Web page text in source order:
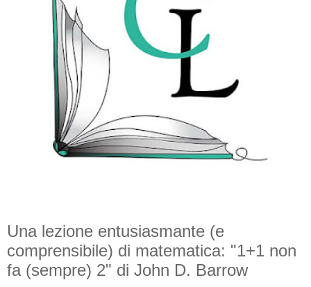
Una lezione entusiasmante (e
comprensibile) di matematica: "1+1 non
fa (sempre) 2" di John D. Barrow